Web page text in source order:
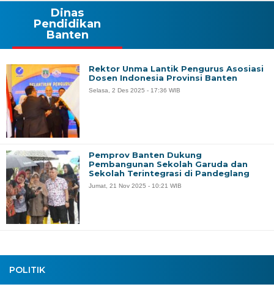
POLITIK
Dinas
Pendidikan
Banten
Rektor Unma Lantik Pengurus Asosiasi
Dosen Indonesia Provinsi Banten
Selasa, 2 Des 2025 - 17:36 WIB
Pemprov Banten Dukung
Pembangunan Sekolah Garuda dan
Sekolah Terintegrasi di Pandeglang
Jumat, 21 Nov 2025 - 10:21 WIB